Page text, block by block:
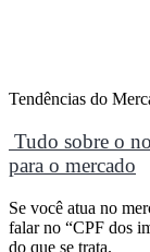
Tendências do
Tudo sobre o
para o mercado
Se você atua no
falar no “CPF dos
do que se trata.